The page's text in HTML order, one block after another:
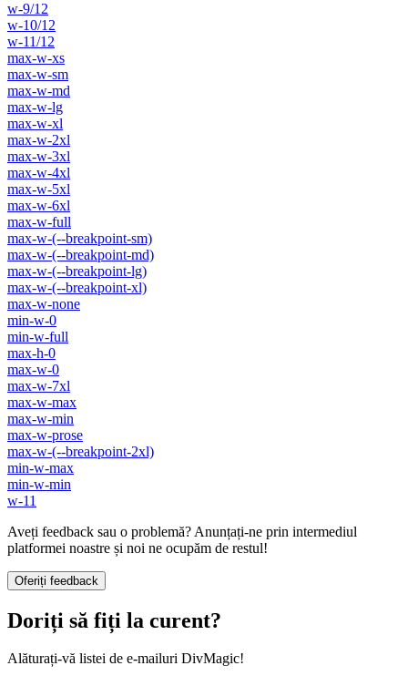
w-9/12
w-10/12
w-11/12
max-w-xs
max-w-sm
max-w-md
max-w-lg
max-w-xl
max-w-2xl
max-w-3xl
max-w-4xl
max-w-5xl
max-w-6xl
max-w-full
max-w-(--breakpoint-sm)
max-w-(--breakpoint-md)
max-w-(--breakpoint-lg)
max-w-(--breakpoint-xl)
max-w-none
min-w-0
min-w-full
max-h-0
max-w-0
max-w-7xl
max-w-max
max-w-min
max-w-prose
max-w-(--breakpoint-2xl)
min-w-max
min-w-min
w-11
Aveți feedback sau o problemă? Anunțați-ne prin intermediul
platformei noastre și noi ne ocupăm de restul!
Oferiți feedback
Doriți să fiți la curent?
Alăturați-vă listei de e-mailuri DivMagic!